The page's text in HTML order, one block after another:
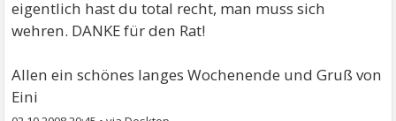
eigentlich hast du total recht, man muss sich
wehren. DANKE für den Rat!
Allen ein schönes langes Wochenende und Gruß von
Eini